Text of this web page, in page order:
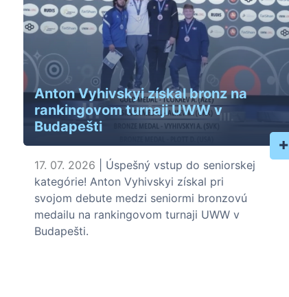
Anton Vyhivskyi získal bronz na
rankingovom turnaji UWW v
Budapešti
+
17. 07. 2026 | Úspešný vstup do seniorskej
kategórie! Anton Vyhivskyi získal pri
svojom debute medzi seniormi bronzovú
medailu na rankingovom turnaji UWW v
Budapešti.